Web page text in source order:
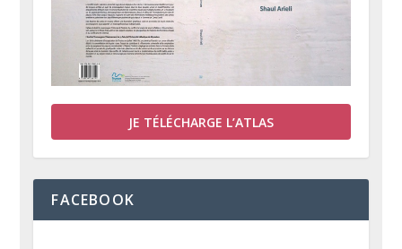
JE TÉLÉCHARGE L’ATLAS
FACEBOOK